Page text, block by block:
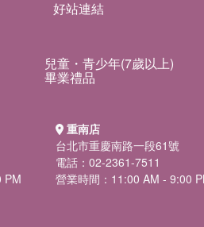
好站連結
兒童・青少年(7歲以上)
畢業禮品
PM
重南店
台北市重慶南路一段61號
電話：02-2361-7511
營業時間：11:00 AM - 9:00